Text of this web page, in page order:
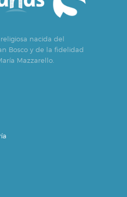
nacida del
Bosco y de la fidelidad
Mazzarello.